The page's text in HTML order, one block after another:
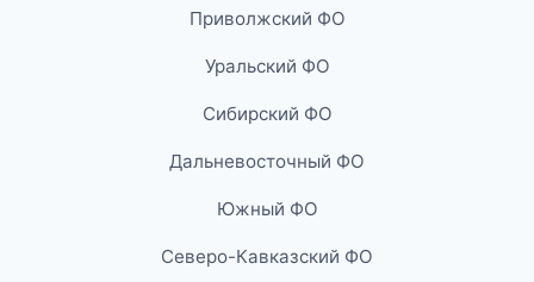
Приволжский ФО
Уральский ФО
Сибирский ФО
Дальневосточный ФО
Южный ФО
Северо-Кавказский ФО